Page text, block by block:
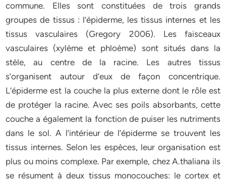
commune. Elles sont constituées de trois grands
groupes de tissus : l’épiderme, les tissus internes et les
tissus vasculaires (Gregory 2006). Les faisceaux
vasculaires (xylème et phloème) sont situés dans la
stèle, au centre de la racine. Les autres tissus
s’organisent autour d’eux de façon concentrique.
L’épiderme est la couche la plus externe dont le rôle est
de protéger la racine. Avec ses poils absorbants, cette
couche a également la fonction de puiser les nutriments
dans le sol. A l’intérieur de l’épiderme se trouvent les
tissus internes. Selon les espèces, leur organisation est
plus ou moins complexe. Par exemple, chez A.thaliana ils
se résument à deux tissus monocouches: le cortex et